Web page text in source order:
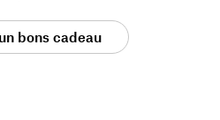
bons cadeau